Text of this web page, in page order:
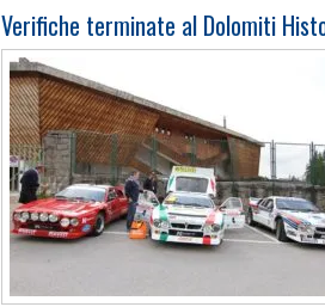
Verifiche terminate al Dolomiti